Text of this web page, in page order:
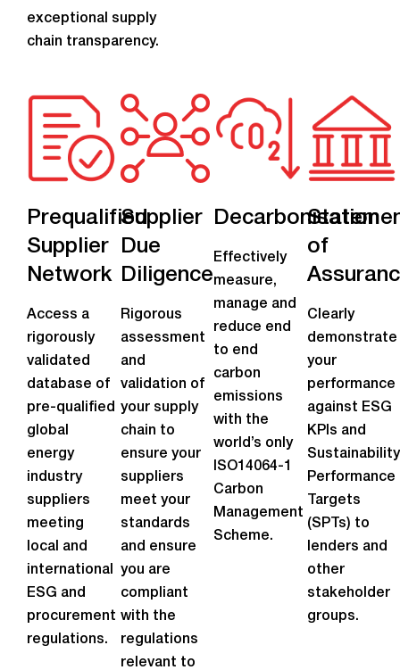
exceptional supply
chain transparency.
Prequalified
Supplier
Network
Access a
rigorously
validated
database of
pre-qualified
global
energy
industry
suppliers
meeting
local and
international
ESG and
procurement
regulations.
Supplier
Due
Diligence
Rigorous
assessment
and
validation of
your supply
chain to
ensure your
suppliers
meet your
standards
and ensure
you are
compliant
with the
regulations
relevant to
Decarbonisation
Effectively
measure,
manage and
reduce end
to end
carbon
emissions
with the
world’s only
ISO14064-1
Carbon
Management
Scheme.
of
Clearly
demonstrate
your
performance
against ESG
KPIs and
Sustainability
Performance
Targets
(SPTs) to
lenders and
other
stakeholder
groups.